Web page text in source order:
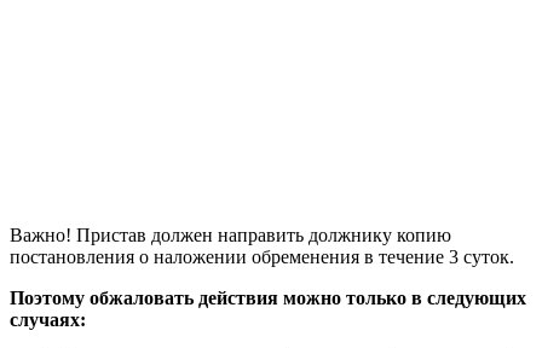
Важно! Пристав должен направить должнику копию
постановления о наложении обременения в течение 3 суток.
Поэтому обжаловать действия можно только в следующих
случаях: